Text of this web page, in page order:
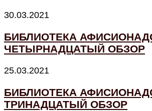
30.03.2021
БИБЛИОТЕКА
ЧЕТЫРНАДЦАТЫЙ ОБЗОР
25.03.2021
БИБЛИОТЕКА
ТРИНАДЦАТЫЙ ОБЗОР